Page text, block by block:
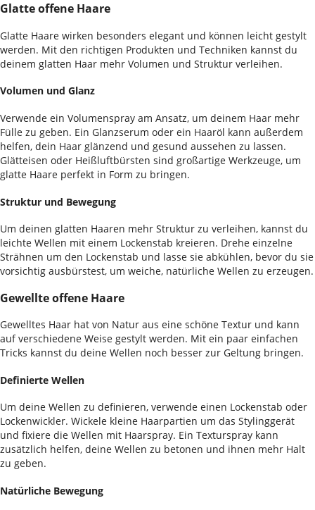
Glatte offene Haare
Glatte Haare wirken besonders elegant und können leicht gestylt
werden. Mit den richtigen Produkten und Techniken kannst du
deinem glatten Haar mehr Volumen und Struktur verleihen.
Volumen und Glanz
Verwende ein Volumenspray am Ansatz, um deinem Haar mehr
Fülle zu geben. Ein Glanzserum oder ein Haaröl kann außerdem
helfen, dein Haar glänzend und gesund aussehen zu lassen.
Glätteisen oder Heißluftbürsten sind großartige Werkzeuge, um
glatte Haare perfekt in Form zu bringen.
Struktur und Bewegung
Um deinen glatten Haaren mehr Struktur zu verleihen, kannst du
leichte Wellen mit einem Lockenstab kreieren. Drehe einzelne
Strähnen um den Lockenstab und lasse sie abkühlen, bevor du sie
vorsichtig ausbürstest, um weiche, natürliche Wellen zu erzeugen.
Gewellte offene Haare
Gewelltes Haar hat von Natur aus eine schöne Textur und kann
auf verschiedene Weise gestylt werden. Mit ein paar einfachen
Tricks kannst du deine Wellen noch besser zur Geltung bringen.
Definierte Wellen
Um deine Wellen zu definieren, verwende einen Lockenstab oder
Lockenwickler. Wickele kleine Haarpartien um das Stylinggerät
und fixiere die Wellen mit Haarspray. Ein Texturspray kann
zusätzlich helfen, deine Wellen zu betonen und ihnen mehr Halt
zu geben.
Natürliche Bewegung